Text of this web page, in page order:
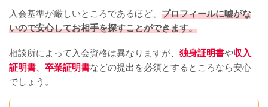
入会基準が厳しいところであるほど、 プロフィールに嘘がな
いので安心してお相手を探すことができます。
相談所によって入会資格は異なりますが、 独身証明書や収入
証明書
卒業証明書などの提出を必須とするところなら安心
でしょう。